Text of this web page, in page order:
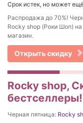
Срок истек, но может
Распродажа до 70%!
Rocky shop (Роки Шоп) на
магазин.
Открыть скидку
Rocky shop,
Черная пятница: Rocky